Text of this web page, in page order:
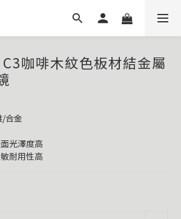
咖啡木紋色板材結金屬
/合金
表面光澤度高
過敏耐用性高